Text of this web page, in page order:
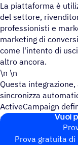
La piattaforma è
del settore,
professionisti e
marketing di
come l'intento di
altro ancora.
\n \n
Questa
sincronizza
ActiveCampaign
aggiungere tag.Vuoi
Prova gratuita di